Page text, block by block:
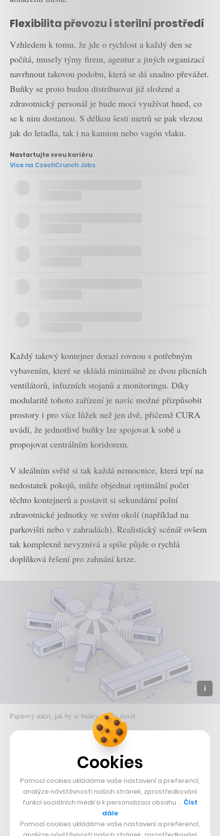
Flexibilita převozu i sterilní prostředí
Vzhledem k tomu, že jde o rychlost a každý den se
počítá, musely týmy firem, agentur a jiných organizací
navrhnout takovou podobu, která se dá snadno převážet.
Buňky se proto budou distribuovat již složené a
zdravotnický personál je bude moci využívat hned, co
se k nim dostanou. S délkou šesti metrů se pak vlezou
jak do letadla, tak i na kamion nebo vagón vlaku.
Nastartujte svou kariéru
Více na CzechCrunch Jobs
Každý takový kontejner dorazí rovnou s potřebným
vybavením, které se skládá minimálně ze dvou plicních
ventilátorů, infuzních stojanů a monitoringu. Díky
modularitě tohoto zařízení je navíc možné přizpůsobit
prostory i pro více lůžek než jen dvě, přičemž CURA
uvádí, že jednotlivé buňky lze spojovat k sobě a
propojovat centrálním koridorem.
V ideálním světě si tak každá nemocnice, která trpí na
nedostatek pokojů, může objednat optimální počet
těchto kontejnerů a postavit si sekundární polní
zdravotnické jednotky ve svém okolí (například na
parkovišti nebo v zahradách). Realistický scénář ovšem
tak komplexně nevyznívá a spíše půjde o rychlá
doplňková řešení pro zahnání krize.
Papírový náčrt, jak by se buňky mohly stavět
Neméně důležitým aspektem je i maximálně sterilní
prostředí uvnitř buněk, což má být zajišťování tvořením
negativní tlaku, díky čemuž se kontaminanty
nedostanou ven a udrží se pouze v daném prostoru. Pro
obsluhující lékaře pak bude naprosto klíčové, aby
dovnitř vcházeli jen v kombinézách s dostatečným
krytím.
Cookies
Pomocí cookies ukládáme vaše nastavení a preferencí,
analýze návštěvnosti našich stránek, zprostředkování
funkcí sociálních médií a k personalizaci obsahu … Číst
dále
Pomocí cookies ukládáme vaše nastavení a preferencí,